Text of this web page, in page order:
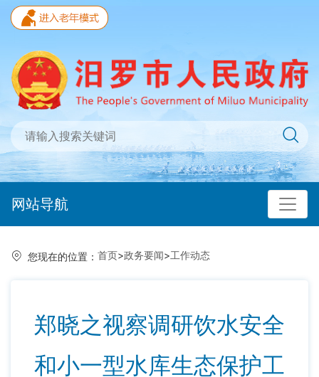
网站导航
您现在的位置： 首页>政务要闻>工作动态
郑晓之视察调研饮水安全
和小一型水库生态保护工